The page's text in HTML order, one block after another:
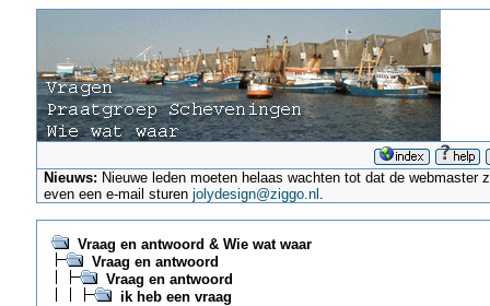
Nieuws: Nieuwe leden moeten helaas wachten tot dat de
even een e-mail sturenjolydesign@ziggo.nl .
Vraag en antwoord & Wie wat waar
Vraag en antwoord
Vraag en antwoord
ik heb een vraag